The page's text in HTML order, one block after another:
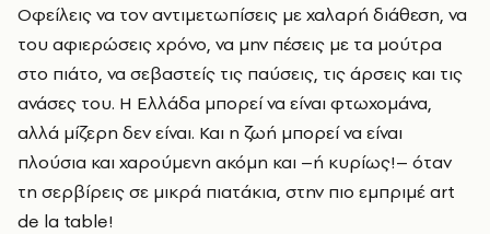
Οφείλεις να τον αντιμετωπίσεις με χαλαρή διάθεση, να
του αφιερώσεις χρόνο, να μην πέσεις με τα μούτρα
στο πιάτο, να σεβαστείς τις παύσεις, τις άρσεις και τις
ανάσες του. Η Ελλάδα μπορεί να είναι φτωχομάνα,
αλλά μίζερη δεν είναι. Και η ζωή μπορεί να είναι
πλούσια και χαρούμενη ακόμη και –ή κυρίως!– όταν
τη σερβίρεις σε μικρά πιατάκια, στην πιο εμπριμέart
de la table!